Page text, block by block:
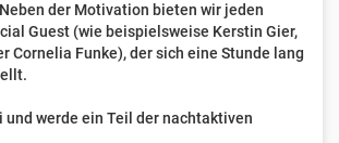
der Motivation bieten wir jeden
Guest (wie beispielsweise Kerstin Gier,
Cornelia Funke), der sich eine Stunde lang
und werde ein Teil der nachtaktiven